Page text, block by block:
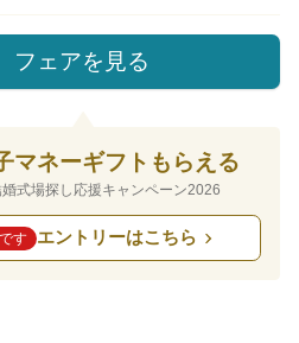
フェアを見る
マネーギフトもらえる
式場探し応援キャンペーン2026
す エントリーはこちら